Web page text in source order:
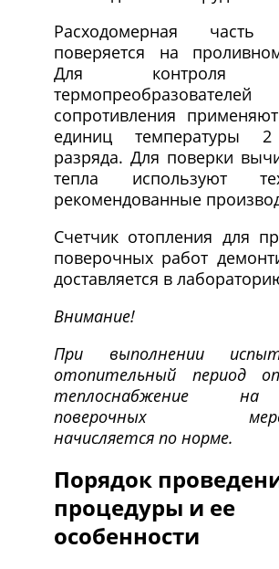
Расходомерная часть
поверяется на
Для контроля
термопреобразователей
сопротивления
единиц температуры
разряда. Для поверки
тепла используют
рекомендованные
Счетчик отопления для
поверочных работ
доставляется в
Внимание!
При выполнении
отопительный период
теплоснабжение
поверочных
начисляется по норме.
Порядок
процедуры и ее
особенности